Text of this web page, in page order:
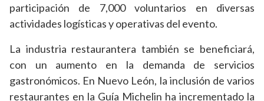
participación de 7,000 voluntarios en diversas
actividades logísticas y operativas del evento.
La industria restaurantera también se beneficiará,
con un aumento en la demanda de servicios
gastronómicos. En Nuevo León, la inclusión de varios
restaurantes en la Guía Michelin ha incrementado la